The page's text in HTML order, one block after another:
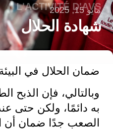
L'ACTIVITÉ D'AVS
مايو 15, 2025
شهادة الحلال
ضمان الحلال في
وبالتالي، فإن
به دائمًا، ولكن حتى
الصعب جدًا ضمان أن